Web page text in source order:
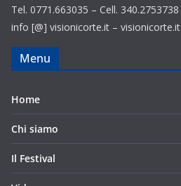
Tel. 0771.663035 – Cell. 340.2753738
info [@] visionicorte.it – visionicorte.it
Menu
Home
Chi siamo
Il Festival